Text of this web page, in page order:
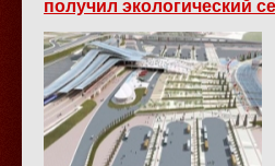
получил экологический